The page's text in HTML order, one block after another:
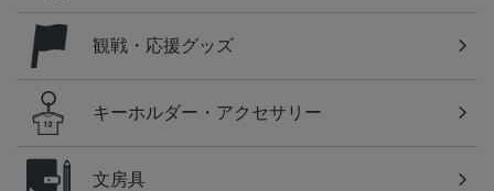
観戦・応援グッズ
キーホルダー・アクセサリー
文房具